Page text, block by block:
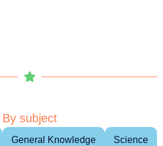
By subject
General Knowledge Science